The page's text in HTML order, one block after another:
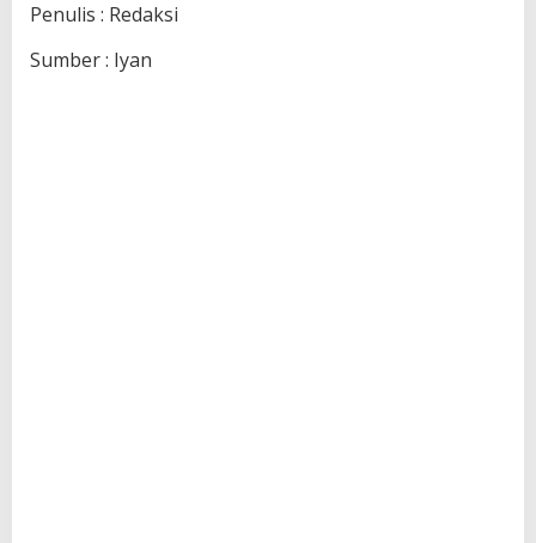
Penulis : Redaksi
Sumber : Iyan